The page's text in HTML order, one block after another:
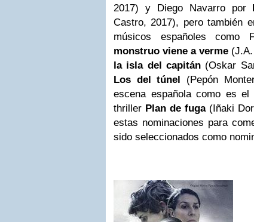
2017) y Diego Navarro por
Castro, 2017), pero también
músicos españoles como
monstruo viene a verme
la isla del capitán (Oskar
Los del túnel (Pepón
escena española como es
thriller Plan de fuga(Iñaki
estas nominaciones para
sido seleccionados como